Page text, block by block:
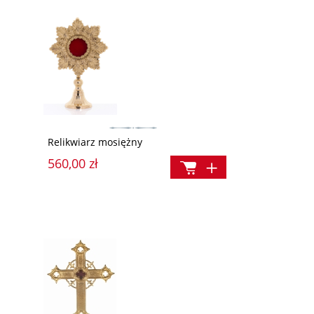
Nasza wiara. Kolorowanki dla dzieci
15,00 zł
Cena regularna: Cena regularna:
Relikwiarz mosiężny
560,00 zł